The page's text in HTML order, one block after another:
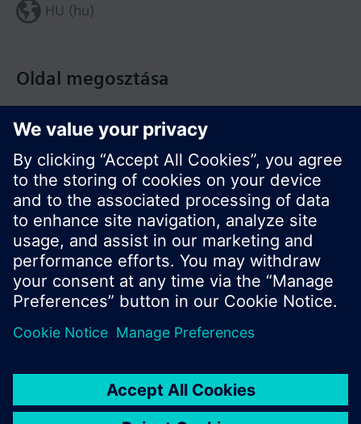
Oldal megosztása
HU (hu)
© Siemens Switzerland Ltd. Building Technologies
Division - 2016
A termékválaszték és az árak országonként
Biztonsági előírás
A felhasználás feltételei